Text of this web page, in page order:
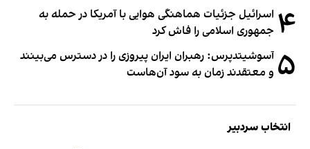
۴ اسرائیل جزئیات هماهنگی هوایی با آمریکا در حمله به
جمهوری اسلامی را فاش کرد
۵ آسوشیتدپرس: رهبران ایران پیروزی را در دسترس می‌بینند
و معتقدند زمان به سود آن‌هاست
انتخاب سردبیر